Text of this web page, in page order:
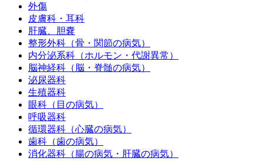
外傷
皮膚科・耳科
肝臓、胆嚢
整形外科（骨・関節の病気）
内分泌系科（ホルモン・代謝異常）
脳神経科（脳・脊髄の病気）
泌尿器科
生殖器科
眼科（目の病気）
呼吸器科
循環器科（心臓の病気）
歯科（歯の病気）
消化器科（腸の病気・肝臓の病気）